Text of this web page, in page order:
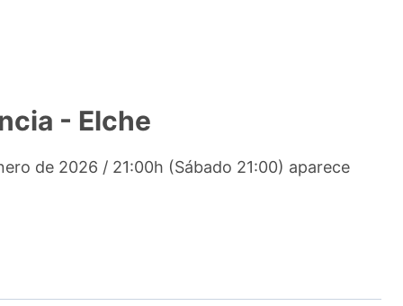
- Elche
de 2026 / 21:00h (Sábado 21:00) aparece